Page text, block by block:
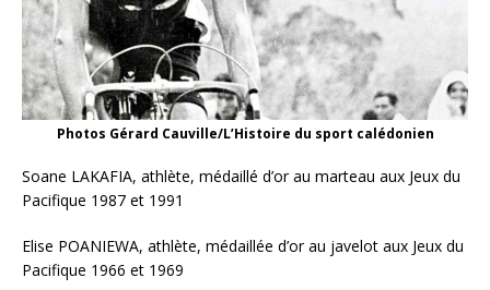
Photos Gérard Cauville/L’Histoire du sport calédonien
Soane LAKAFIA, athlète, médaillé d’or au marteau aux Jeux du
Pacifique 1987 et 1991
Elise POANIEWA, athlète, médaillée d’or au javelot aux Jeux du
Pacifique 1966 et 1969